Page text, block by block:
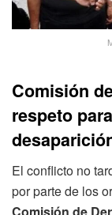
Comisión
respeto
El conflicto no
por parte de los
Comisión de